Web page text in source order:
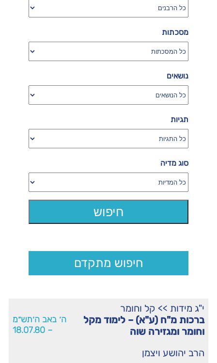
י"ג מידות >> קל וחומר
ברכות מ"ח (ע"א) – לימוד מקל
וחומר ומגזירה שוה
הרב יהושע ויצמן
ה׳ באב ה׳תש״מ
– 18.07.80
מסכתות
נושאים
תגיות
סוג מדיה
חיפוש מתקדם